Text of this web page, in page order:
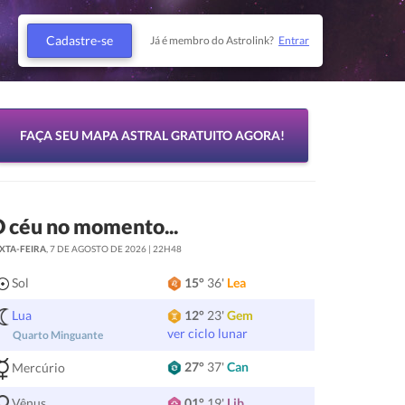
Cadastre-se Já é membro do Astrolink? Entrar
FAÇA SEU MAPA ASTRAL GRATUITO AGORA!
céu no momento...
FEIRA , 7 DE AGOSTO DE 2026 | 22H48
Sol 15° 36' Lea
Lua
Quarto Minguante
12° 23'Gem
ver ciclo lunar
Mercúrio 27° 37'Can